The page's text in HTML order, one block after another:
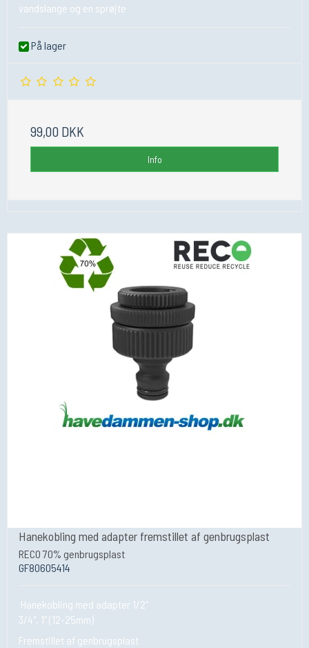
vandslange og en sprøjte
På lager
99,00 DKK
Info
Hanekobling med adapter fremstillet af genbrugsplast
RECO 70% genbrugsplast
GF80605414
Hanekobling med adapter 1/2"
3/4", 1" (12-25mm)
Fremstillet af genbrugsplast